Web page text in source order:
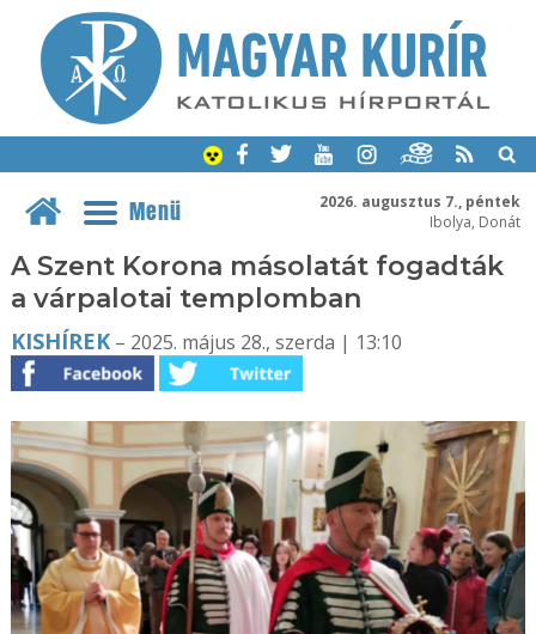
2026. augusztus 7., péntek
Ibolya, Donát
Menü
A Szent Korona másolatát fogadták
a várpalotai templomban
KISHÍREK– 2025. május 28., szerda | 13:10